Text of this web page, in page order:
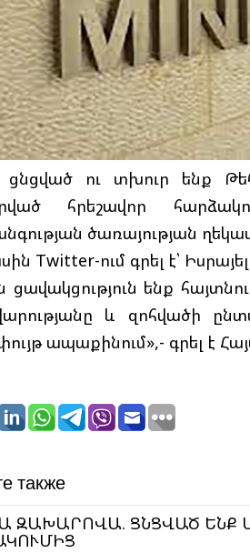
ցնցված ու տխուր ենք
հրեշավոր
ծառայության
Twitter-ում գրել է՝
ցավակցություն ենք
և զոհվածի
ապաքինում»,- գրել է
также
ԶԱԽԱՐՈՎԱ. ՑՆՑՎԱԾ ԵՆՔ